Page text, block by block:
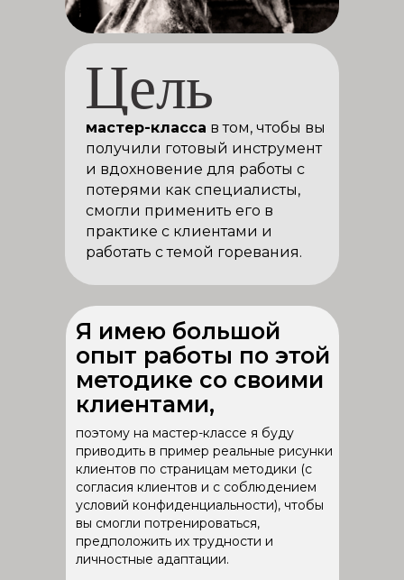
мастер-класса в том, чтобы вы
получили готовый инструмент
и вдохновение для работы с
потерями как специалисты,
смогли применить его в
практике с клиентами и
работать с темой горевания.
Я имею большой
опыт работы по этой
методике со своими
клиентами,
поэтому на мастер-классе я буду
приводить в пример реальные рисунки
клиентов по страницам методики (с
согласия клиентов и с соблюдением
условий конфиденциальности), чтобы
вы смогли потренироваться,
предположить их трудности и
личностные адаптации.